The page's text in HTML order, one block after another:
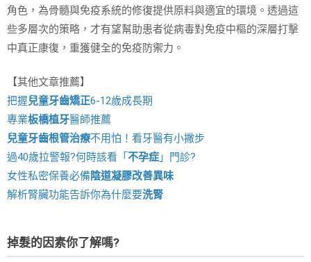
角色，為骨髓與免疫系統的修復提供原料與適宜的環境。透過這
些多層次的策略，才有望幫助患者從病毒對免疫中樞的深層打擊
中真正康復，重獲健全的免疫防禦力。
【其他文章推薦】
把握兒童牙齒矯正6-12歲成長期
專業板橋植牙醫師推薦
兒童牙齒根管治療不用怕！看牙醫有小撇步
過40歲拉警報?何時該看「 不孕症 」門診?
女性私密保養必備陰道凝膠改善異味
解析腎臟功能告訴你為什麼要洗腎
掉髮的因素你了解嗎?